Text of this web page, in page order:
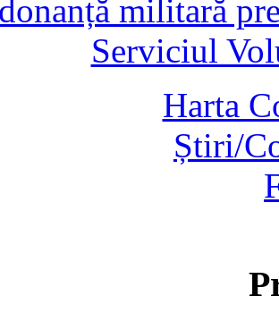
militară
Serviciul
Harta
Știri/